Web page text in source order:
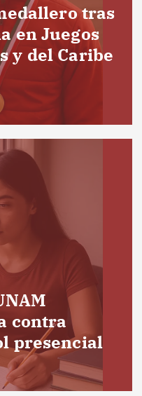
tras
en Juegos
y del Caribe
contra
presencial